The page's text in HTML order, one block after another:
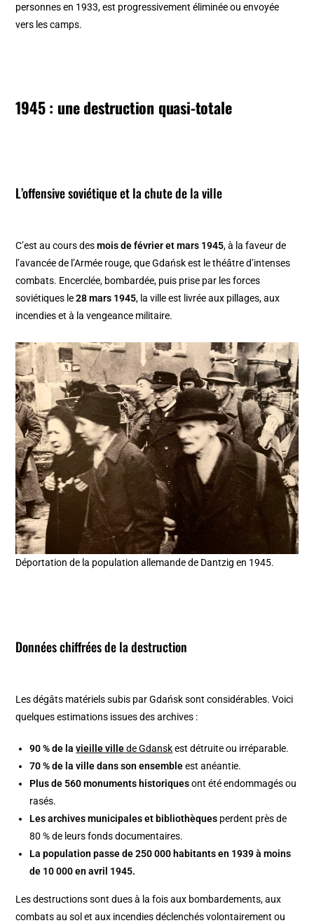
personnes en 1933, est progressivement éliminée ou envoyée
vers les camps.
1945 : une destruction quasi-totale
L’offensive soviétique et la chute de la ville
C’est au cours desmois de février et mars 1945, à la faveur de
l’avancée de l’Armée rouge, que Gdańsk est le théâtre d’intenses
combats. Encerclée, bombardée, puis prise par les forces
soviétiques le28 mars 1945, la ville est livrée aux pillages, aux
incendies et à la vengeance militaire.
Déportation de la population allemande de Dantzig en 1945.
Données chiffrées de la destruction
Les dégâts matériels subis par Gdańsk sont considérables. Voici
quelques estimations issues des archives :
90 % de lavieille villede Gdanskest détruite ou irréparable.
70 % de la ville dans son ensembleest anéantie.
Plus de 560 monuments historiquesont été endommagés ou
rasés.
Les archives municipales et bibliothèques perdent près de
80 % de leurs fonds documentaires.
La population passe de 250 000 habitants en 1939 à moins
de 10 000 en avril 1945.
Les destructions sont dues à la fois aux bombardements, aux
combats au sol et aux incendies déclenchés volontairement ou